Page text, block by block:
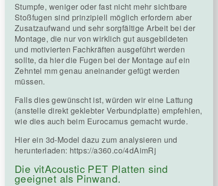
Stumpfe, weniger oder fast nicht mehr sichtbare
Stoßfugen sind prinzipiell möglich erfordern aber
Zusatzaufwand und sehr sorgfältige Arbeit bei der
Montage, die nur von wirklich gut ausgebildeten
und motivierten Fachkräften ausgeführt werden
sollte, da hier die Fugen bei der Montage auf ein
Zehntel mm genau aneinander gefügt werden
müssen.
Falls dies gewünscht ist, würden wir eine Lattung
(anstelle direkt geklebter Verbundplatte) empfehlen,
wie dies auch beim Eurocamus gemacht wurde.
Hier ein 3d-Model dazu zum analysieren und
herunterladen: https://a360.co/4dAimRj
Die vitAcoustic PET Platten sind
geeignet als Pinwand.